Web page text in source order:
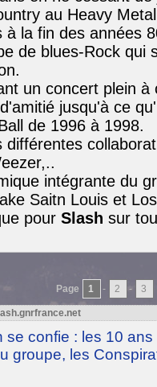
au Heavy
à la fin des années
de blues-Rock qui
un concert plein
jusqu'à ce
de 1996 à 1998.
différentes
intégrante du
Saitn Louis et
pour Slash sur
Page 1 - 2 - 3
se confie : les 10
groupe, les